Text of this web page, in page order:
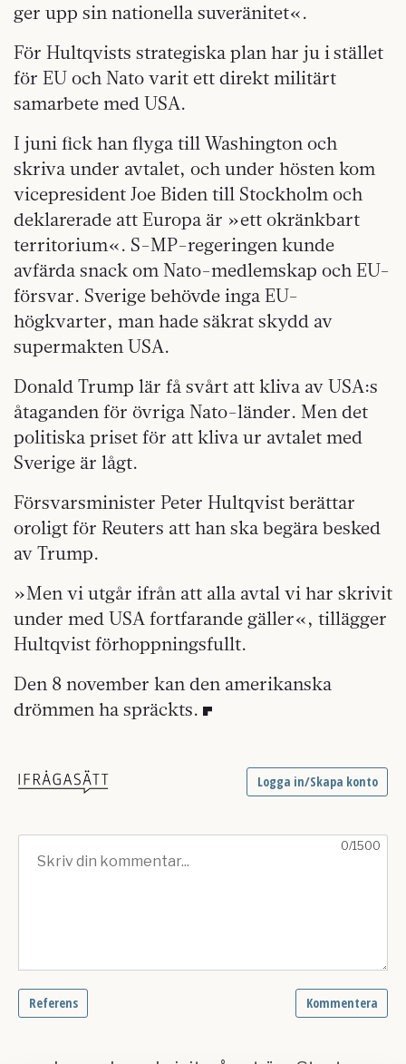
ger upp sin nationella suveränitet«.
För Hultqvists strategiska plan har ju i stället
för EU och Nato varit ett direkt militärt
samarbete med USA.
I juni fick han flyga till Washington och
skriva under avtalet, och under hösten kom
vicepresident Joe Biden till Stockholm och
deklarerade att Europa är »ett okränkbart
territorium«. S-MP-regeringen kunde
avfärda snack om Nato-medlemskap och EU-
försvar. Sverige behövde inga EU-
högkvarter, man hade säkrat skydd av
supermakten USA.
Donald Trump lär få svårt att kliva av USA:s
åtaganden för övriga Nato-länder. Men det
politiska priset för att kliva ur avtalet med
Sverige är lågt.
Försvarsminister Peter Hultqvist berättar
oroligt för Reuters att han ska begära besked
av Trump.
»Men vi utgår ifrån att alla avtal vi har skrivit
under med USA fortfarande gäller«, tillägger
Hultqvist förhoppningsfullt.
Den 8 november kan den amerikanska
drömmen ha spräckts.